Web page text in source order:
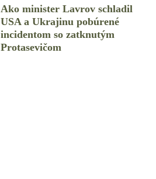
Ako minister Lavrov schladil
USA a Ukrajinu pobúrené
incidentom so zatknutým
Protasevičom